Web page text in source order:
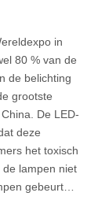
in
80 % van de
de belichting
grootste
De LED-
deze
het toxisch
de lampen niet
gebeurt…